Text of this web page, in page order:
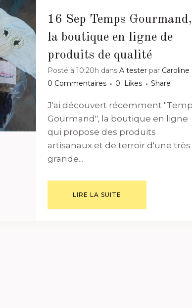
16 Sep Temps Gourmand,
la boutique en ligne de
produits de qualité
Posté à 10:20h dans A tester par Caroline
0 Commentaires
0 Likes Share
J'ai découvert récemment
Gourmand", la boutique en ligne
qui propose des produits
artisanaux et de terroir d'une très
grande...
LIRE LA SUITE